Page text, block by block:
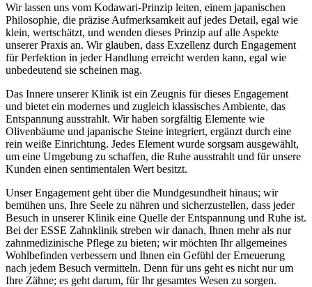
Wir lassen uns vom Kodawari-Prinzip leiten, einem japanischen
Philosophie, die präzise Aufmerksamkeit auf jedes Detail, egal wie
klein, wertschätzt, und wenden dieses Prinzip auf alle Aspekte
unserer Praxis an. Wir glauben, dass Exzellenz durch Engagement
für Perfektion in jeder Handlung erreicht werden kann, egal wie
unbedeutend sie scheinen mag.
Das Innere unserer Klinik ist ein Zeugnis für dieses Engagement
und bietet ein modernes und zugleich klassisches Ambiente, das
Entspannung ausstrahlt. Wir haben sorgfältig Elemente wie
Olivenbäume und japanische Steine integriert, ergänzt durch eine
rein weiße Einrichtung. Jedes Element wurde sorgsam ausgewählt,
um eine Umgebung zu schaffen, die Ruhe ausstrahlt und für unsere
Kunden einen sentimentalen Wert besitzt.
Unser Engagement geht über die Mundgesundheit hinaus; wir
bemühen uns, Ihre Seele zu nähren und sicherzustellen, dass jeder
Besuch in unserer Klinik eine Quelle der Entspannung und Ruhe ist.
Bei der ESSE Zahnklinik streben wir danach, Ihnen mehr als nur
zahnmedizinische Pflege zu bieten; wir möchten Ihr allgemeines
Wohlbefinden verbessern und Ihnen ein Gefühl der Erneuerung
nach jedem Besuch vermitteln. Denn für uns geht es nicht nur um
Ihre Zähne; es geht darum, für Ihr gesamtes Wesen zu sorgen.